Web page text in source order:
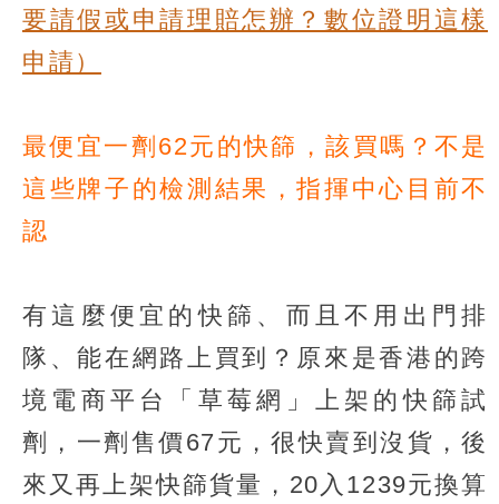
要請假或申請理賠怎辦？數位證明這樣
申請）
最便宜一劑62元的快篩，該買嗎？不是
這些牌子的檢測結果，指揮中心目前不
認
有這麼便宜的快篩、而且不用出門排
隊、能在網路上買到？原來是香港的跨
境電商平台「草莓網」上架的快篩試
劑，一劑售價67元，很快賣到沒貨，後
來又再上架快篩貨量，20入1239元換算